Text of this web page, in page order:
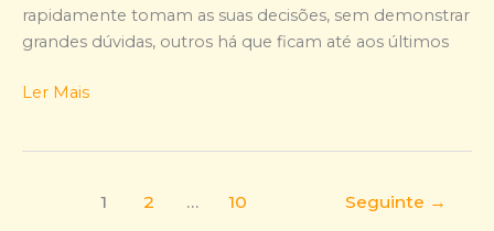
rapidamente tomam as suas decisões, sem demonstrar
grandes dúvidas, outros há que ficam até aos últimos
Ler Mais
1 2 … 10 Seguinte →